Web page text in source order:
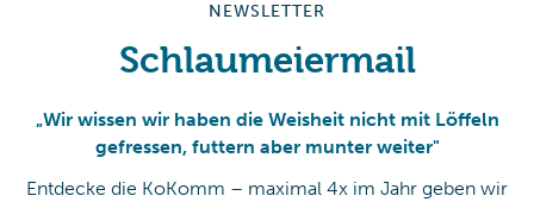
NEWSLETTER
Schlaumeiermail
„Wir wissen wir haben die Weisheit nicht mit Löffeln
gefressen, futtern aber munter weiter"
Entdecke die KoKomm – maximal 4x im Jahr geben wir